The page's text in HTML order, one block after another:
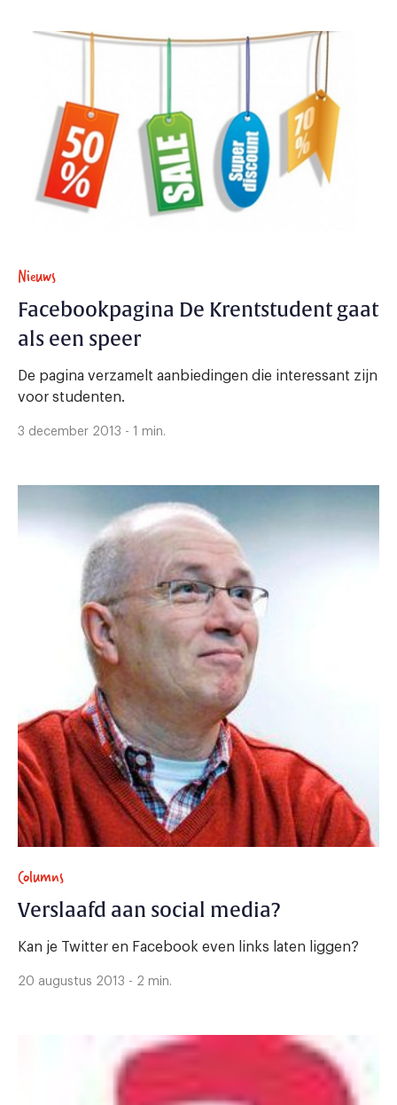
Nieuws
Facebookpagina De Krentstudent gaat
als een speer
De pagina verzamelt aanbiedingen die interessant zijn
voor studenten.
3 december 2013 - 1 min.
Columns
Verslaafd aan social media?
Kan je Twitter en Facebook even links laten liggen?
20 augustus 2013 - 2 min.